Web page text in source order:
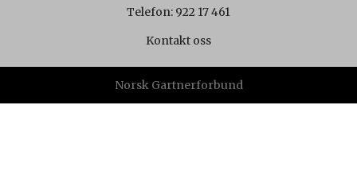
Telefon: 922 17 461
Kontakt oss
Norsk Gartnerforbund